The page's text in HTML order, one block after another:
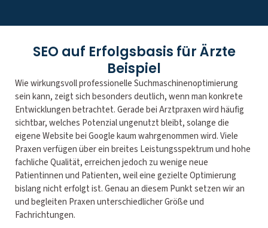
SEO auf Erfolgsbasis für Ärzte
Beispiel
Wie wirkungsvoll professionelle Suchmaschinenoptimierung
sein kann, zeigt sich besonders deutlich, wenn man konkrete
Entwicklungen betrachtet. Gerade bei Arztpraxen wird häufig
sichtbar, welches Potenzial ungenutzt bleibt, solange die
eigene Website bei Google kaum wahrgenommen wird. Viele
Praxen verfügen über ein breites Leistungsspektrum und hohe
fachliche Qualität, erreichen jedoch zu wenige neue
Patientinnen und Patienten, weil eine gezielte Optimierung
bislang nicht erfolgt ist. Genau an diesem Punkt setzen wir an
und begleiten Praxen unterschiedlicher Größe und
Fachrichtungen.